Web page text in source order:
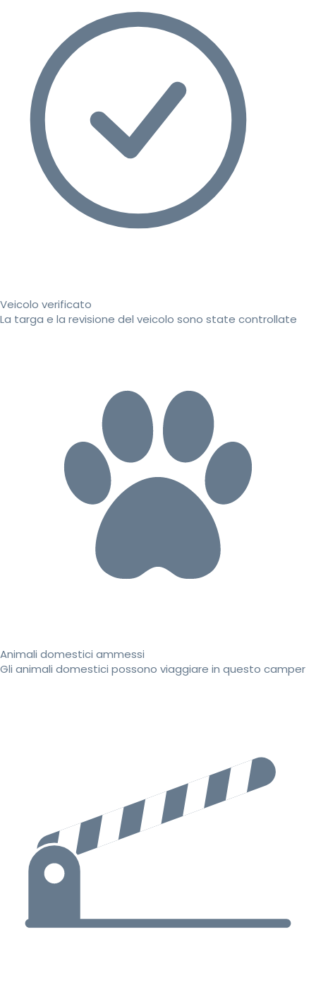
Veicolo verificato
La targa e la revisione del veicolo sono state controllate
Animali domestici ammessi
Gli animali domestici possono viaggiare in questo camper